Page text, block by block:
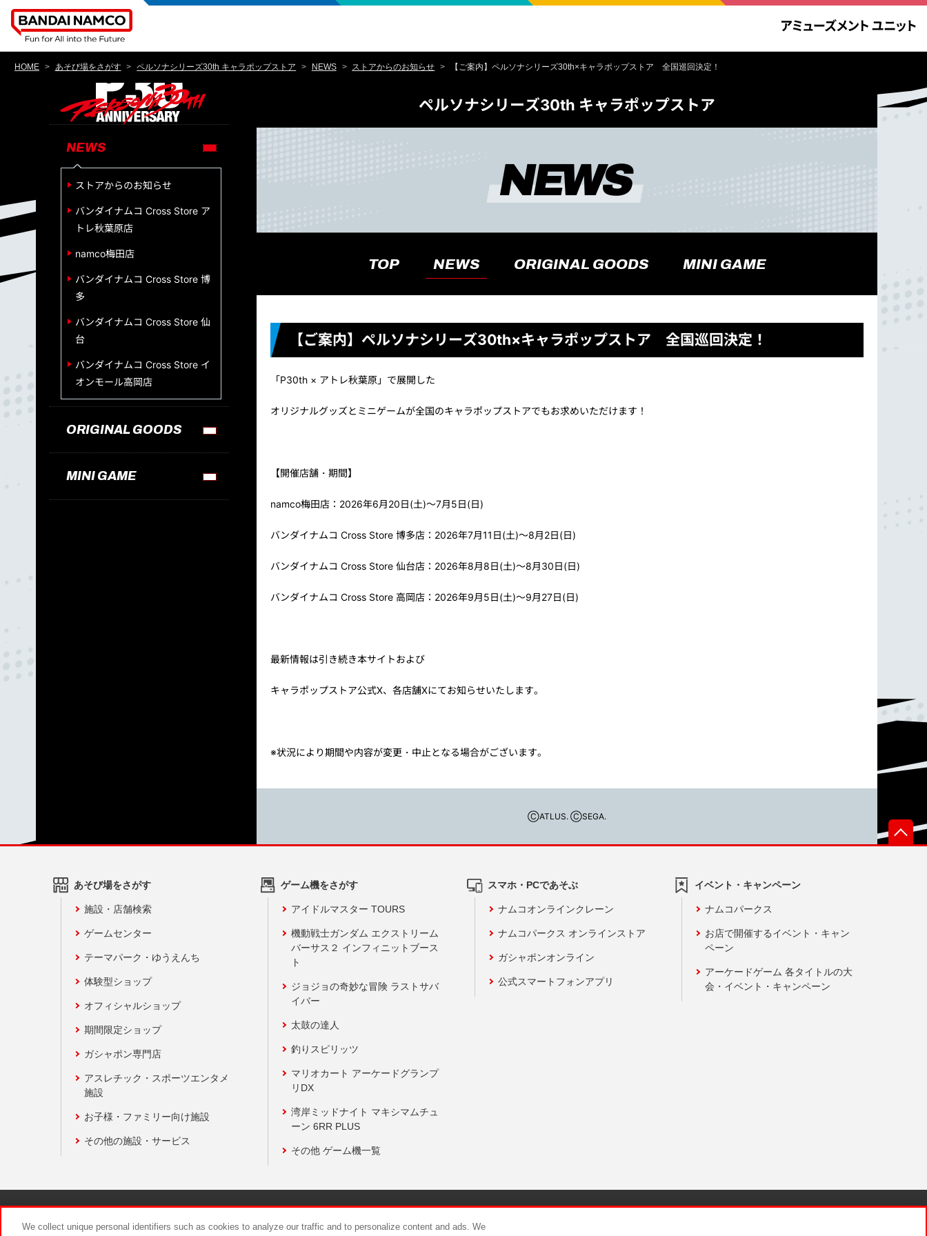
HOME あそび場をさがす ペルソナシリーズ30th キャラポップストア NEWS ストアからのお知らせ 【ご案内】ペルソナシリーズ30th×キャラポップストア 全国巡回決定！
ペルソナシリーズ30th キャラポップストア
NEWS
TOP NEWS ORIGINAL GOODS MINI GAME
【ご案内】ペルソナシリーズ30th×キャラポップストア 全国巡回決定！
「P30th × アトレ秋葉原」で展開した
オリジナルグッズとミニゲームが全国のキャラポップストアでもお求めいただけます！
【開催店舗・期間】
namco梅田店：2026年6月20日(土)～7月5日(日)
バンダイナムコ Cross Store 博多店：2026年7月11日(土)～8月2日(日)
バンダイナムコ Cross Store 仙台店：2026年8月8日(土)～8月30日(日)
バンダイナムコ Cross Store 高岡店：2026年9月5日(土)～9月27日(日)
最新情報は引き続き本サイトおよび
キャラポップストア公式X、各店舗Xにてお知らせいたします。
※状況により期間や内容が変更・中止となる場合がございます。
ⒸATLUS. ⒸSEGA.
ペルソナシリーズ30th キャラポップストア
NEWS
ストアからのお知らせ
バンダイナムコ Cross Store ア
トレ秋葉原店
namco梅田店
バンダイナムコ Cross Store 博
多
バンダイナムコ Cross Store 仙
台
バンダイナムコ Cross Store イ
オンモール高岡店
ORIGINAL GOODS
MINI GAME
あそび場をさがす
施設・店舗検索
ゲームセンター
テーマパーク・ゆうえんち
体験型ショップ
オフィシャルショップ
期間限定ショップ
ガシャポン専門店
アスレチック・スポーツエンタメ
施設
お子様・ファミリー向け施設
その他の施設・サービス
ゲーム機をさがす
アイドルマスター TOURS
機動戦士ガンダム エクストリーム
バーサス２ インフィニットブース
ト
ジョジョの奇妙な冒険 ラストサバ
イバー
太鼓の達人
釣りスピリッツ
マリオカート アーケードグランプ
リDX
湾岸ミッドナイト マキシマムチュ
ーン 6RR PLUS
その他 ゲーム機一覧
スマホ・PCであそぶ
ナムコオンラインクレーン
ナムコパークス オンラインストア
ガシャポンオンライン
公式スマートフォンアプリ
イベント・キャンペーン
ナムコパークス
お店で開催するイベント・キャン
ペーン
アーケードゲーム 各タイトルの大
会・イベント・キャンペーン
We collect unique personal identifiers such as cookies to analyze our traffic and to personalize content and ads. We